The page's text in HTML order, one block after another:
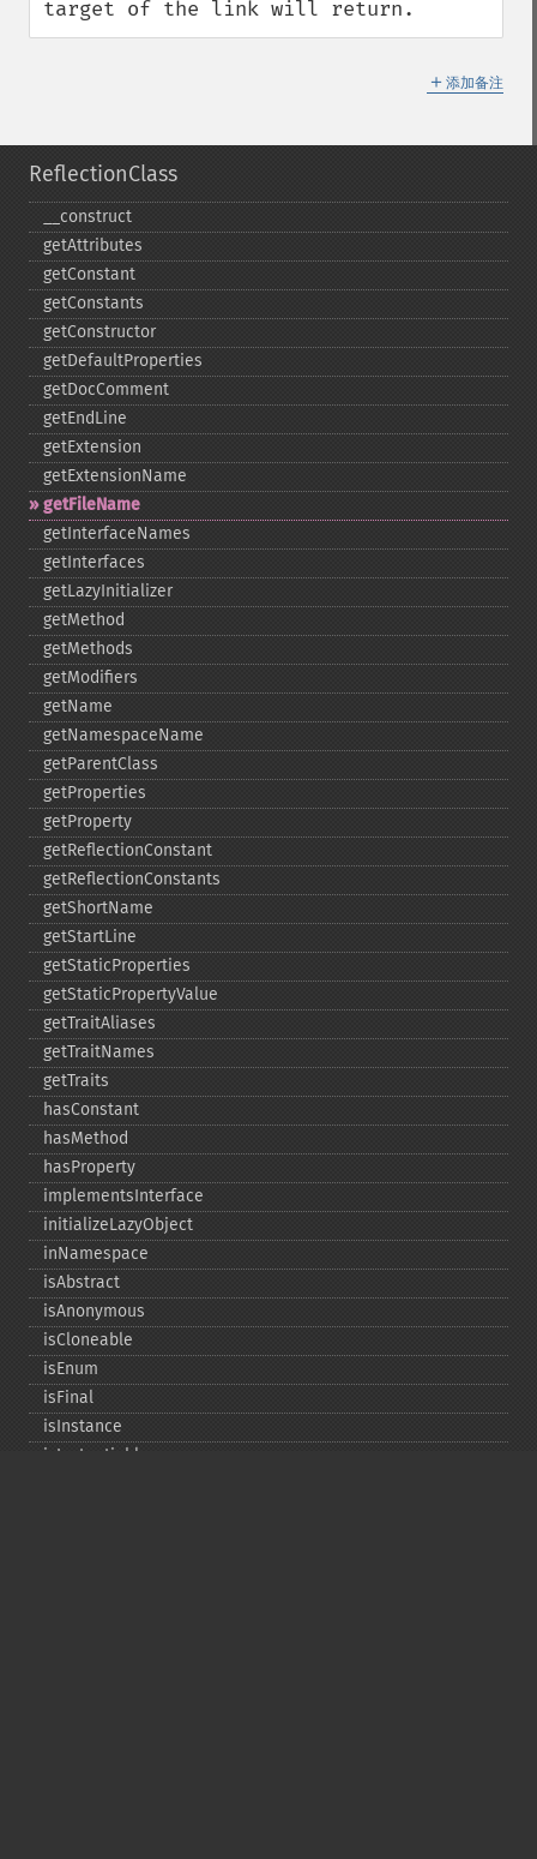
target of the link will return.
＋ 添加备注
ReflectionClass
_​_​construct
getAttributes
getConstant
getConstants
getConstructor
getDefaultProperties
getDocComment
getEndLine
getExtension
getExtensionName
getFileName
getInterfaceNames
getInterfaces
getLazyInitializer
getMethod
getMethods
getModifiers
getName
getNamespaceName
getParentClass
getProperties
getProperty
getReflectionConstant
getReflectionConstants
getShortName
getStartLine
getStaticProperties
getStaticPropertyValue
getTraitAliases
getTraitNames
getTraits
hasConstant
hasMethod
hasProperty
implementsInterface
initializeLazyObject
inNamespace
isAbstract
isAnonymous
isCloneable
isEnum
isFinal
isInstance
isInstantiable